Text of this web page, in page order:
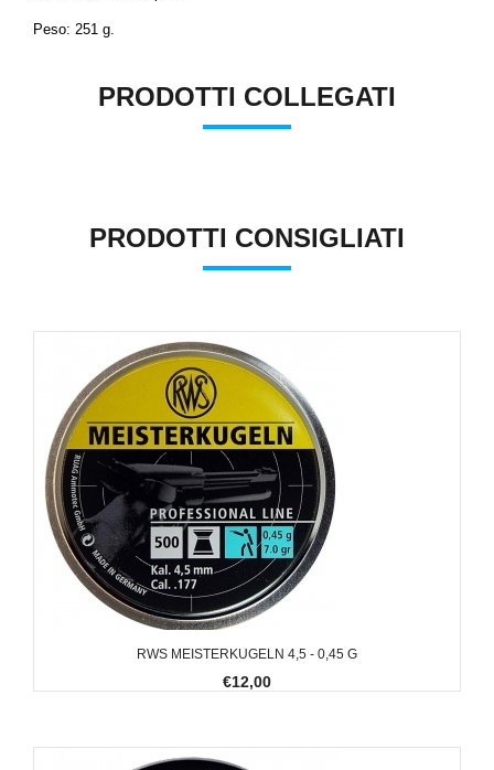
Peso: 251 g.
PRODOTTI COLLEGATI
PRODOTTI CONSIGLIATI
RWS MEISTERKUGELN 4,5 - 0,45 G
€12,00